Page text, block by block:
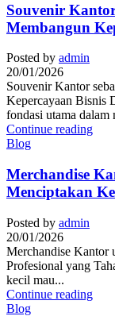
Souvenir
Membangun
Posted by admin
20/01/2026
Souvenir Kantor
Kepercayaan Bisnis
fondasi utama dalam
Continue reading
Blog
Merchandise
Menciptakan
Posted by admin
20/01/2026
Merchandise Kantor
Profesional yang
kecil mau...
Continue reading
Blog